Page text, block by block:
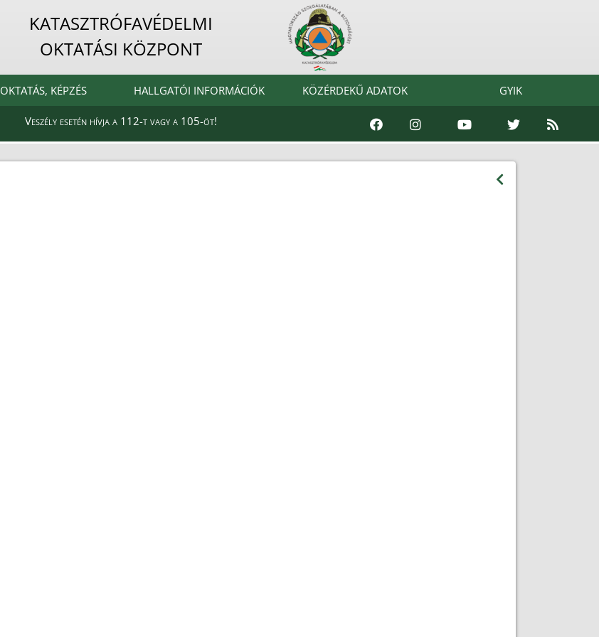
KATASZTRÓFAVÉDELMI
OKTATÁSI KÖZPONT
OKTATÁS, KÉPZÉS HALLGATÓI INFORMÁCIÓK KÖZÉRDEKŰ ADATOK GYIK
Veszély esetén hívja a 112-t vagy a 105-öt!